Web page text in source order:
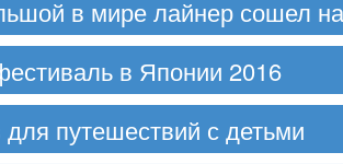
в мире лайнер сошел
в Японии 2016
для путешествий с детьми